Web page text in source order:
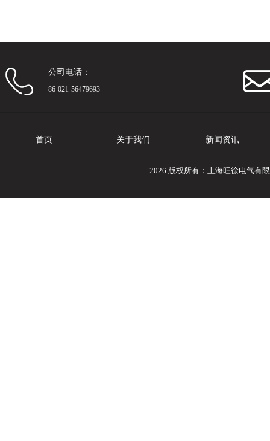
公司电话：
86-021-56479693
首页 关于我们 新闻资讯
2026 版权所有：上海旺徐电气有